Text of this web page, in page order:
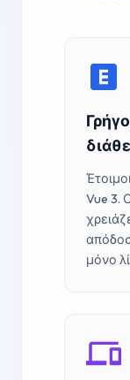
Vue 3.
μόνο